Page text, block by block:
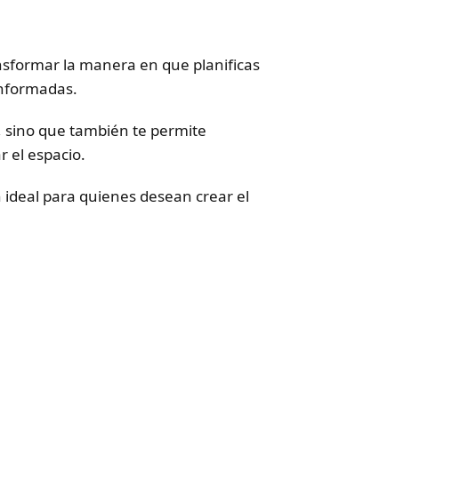
la manera en que planificas
sino que también te permite
el espacio.
para quienes desean crear el